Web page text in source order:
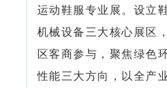
运动鞋服专业展。设立
机械设备三大核心展区
区客商参与，聚焦绿色
性能三大方向，以全产